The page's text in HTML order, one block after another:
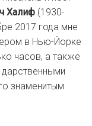
Халиф (1930-
2017 года мне
в Нью-Йорке
часов, а также
дарственными
знаменитым